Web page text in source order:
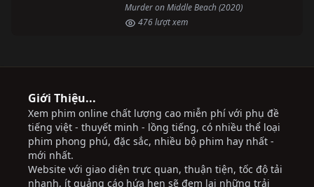
Murder on Middle Beach (2020)
476 lượt xem
Giới Thiệu...
Xem phim online chất lượng cao miễn phí với phụ đề
tiếng việt - thuyết minh - lồng tiếng, có nhiều thể loại
phim phong phú, đặc sắc, nhiều bộ phim hay nhất -
mới nhất.
Website với giao diện trực quan, thuận tiện, tốc độ tải
nhanh, ít quảng cáo hứa hẹn sẽ đem lại những trải